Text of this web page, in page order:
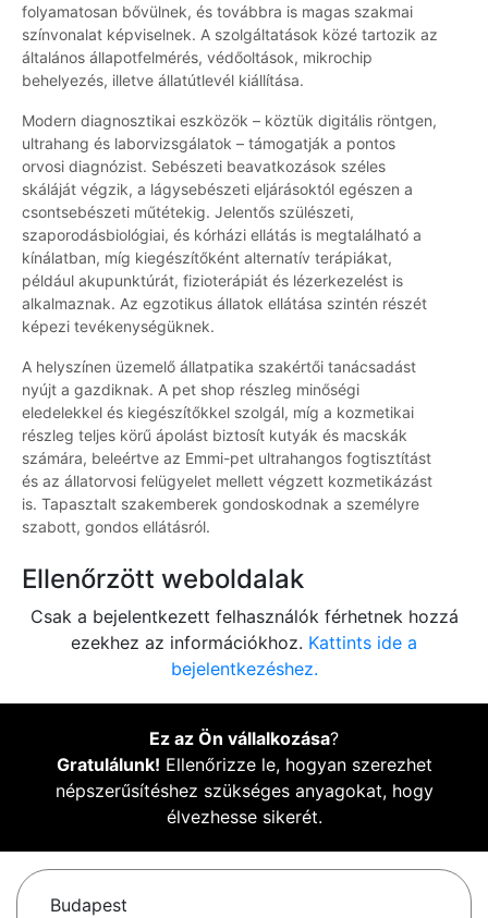
folyamatosan bővülnek, és továbbra is magas szakmai
színvonalat képviselnek. A szolgáltatások közé tartozik az
általános állapotfelmérés, védőoltások, mikrochip
behelyezés, illetve állatútlevél kiállítása.
Modern diagnosztikai eszközök – köztük digitális röntgen,
ultrahang és laborvizsgálatok – támogatják a pontos
orvosi diagnózist. Sebészeti beavatkozások széles
skáláját végzik, a lágysebészeti eljárásoktól egészen a
csontsebészeti műtétekig. Jelentős szülészeti,
szaporodásbiológiai, és kórházi ellátás is megtalálható a
kínálatban, míg kiegészítőként alternatív terápiákat,
például akupunktúrát, fizioterápiát és lézerkezelést is
alkalmaznak. Az egzotikus állatok ellátása szintén részét
képezi tevékenységüknek.
A helyszínen üzemelő állatpatika szakértői tanácsadást
nyújt a gazdiknak. A pet shop részleg minőségi
eledelekkel és kiegészítőkkel szolgál, míg a kozmetikai
részleg teljes körű ápolást biztosít kutyák és macskák
számára, beleértve az Emmi-pet ultrahangos fogtisztítást
és az állatorvosi felügyelet mellett végzett kozmetikázást
is. Tapasztalt szakemberek gondoskodnak a személyre
szabott, gondos ellátásról.
Ellenőrzött weboldalak
Csak a bejelentkezett felhasználók férhetnek hozzá
ezekhez az információkhoz. Kattints ide a
bejelentkezéshez.
Ez az Ön vállalkozása?
Gratulálunk! Ellenőrizze le, hogyan szerezhet
népszerűsítéshez szükséges anyagokat, hogy
élvezhesse sikerét.
Budapest